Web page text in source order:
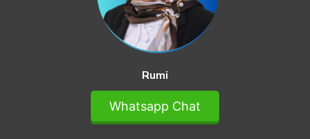
Rumi
Whatsapp Chat